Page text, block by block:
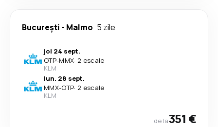
București - Malmo 5 zile
joi 24 sept.
OTP-MMX· 2 escale
KLM
lun. 28 sept.
MMX-OTP· 2 escale
KLM
de la351 €